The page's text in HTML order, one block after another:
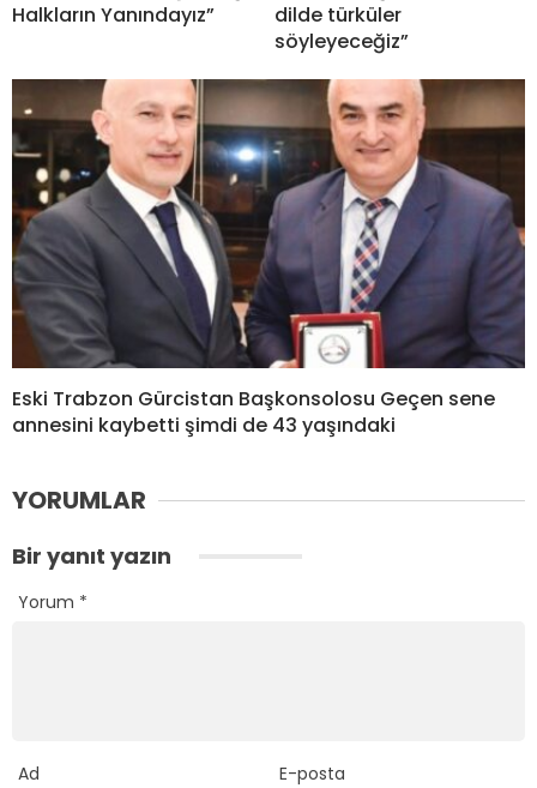
Halkların Yanındayız”
dilde türküler
söyleyeceğiz”
Eski Trabzon Gürcistan Başkonsolosu Geçen sene
annesini kaybetti şimdi de 43 yaşındaki
YORUMLAR
Bir yanıt yazın
Yorum *
Ad E-posta